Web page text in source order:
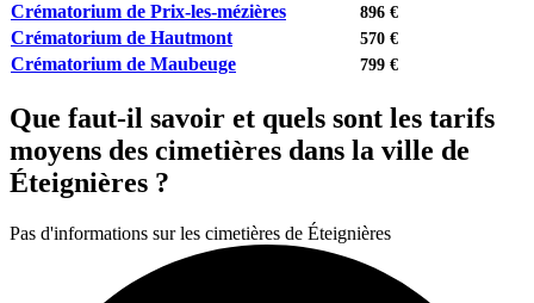
Crématorium de Prix-les-mézières
896 €
Crématorium de Hautmont 570 €
Crématorium de Maubeuge 799 €
Que faut-il savoir et quels sont les tarifs
moyens des cimetières dans la ville de
Éteignières ?
Pas d'informations sur les cimetières de Éteignières